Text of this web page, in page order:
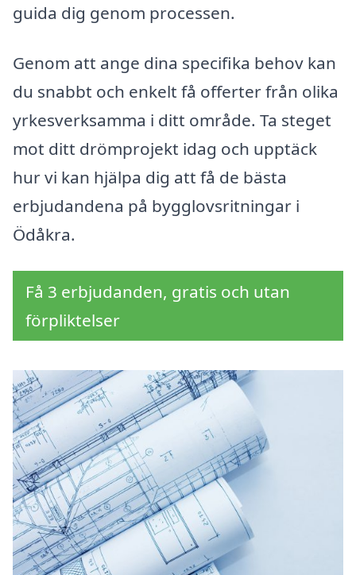
guida dig genom processen.
Genom att ange dina specifika behov kan
du snabbt och enkelt få offerter från olika
yrkesverksamma i ditt område. Ta steget
mot ditt drömprojekt idag och upptäck
hur vi kan hjälpa dig att få de bästa
erbjudandena på bygglovsritningar i
Ödåkra.
Få 3 erbjudanden, gratis och utan
förpliktelser